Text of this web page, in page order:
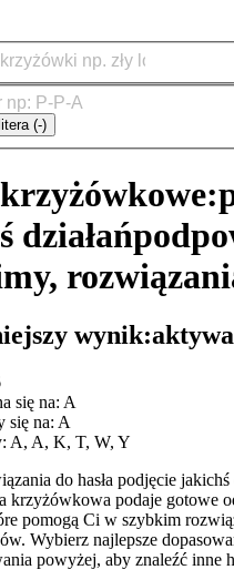
(-)
działań
wynik:aktywa
się na: A
się na: A
A, A, K, T, W, Y
do hasła podjęcie jakichś
krzyżówkowa podaje gotowe
pomogą Ci w szybkim
Wybierz najlepsze
powyżej, aby znaleźć inne